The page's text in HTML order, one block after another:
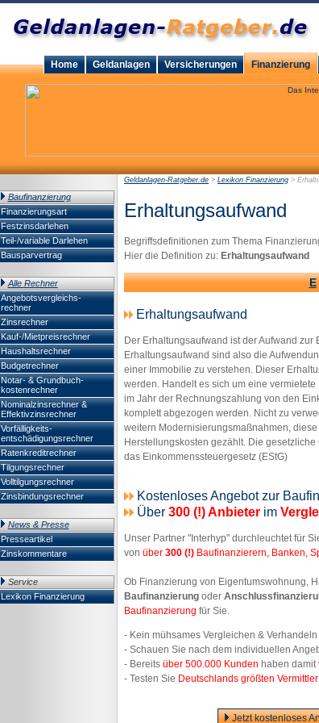
Home Geldanlagen Versicherungen Finanzierung
Baufinanzierung
Finanzierungsart
Festzinsdarlehen
Teil-/variable Darlehen
Bausparvertrag
Alle Rechner
Angebotsvergleichs-
rechner
Zinsrechner
Kauf-/Mietpreisrechner
Haushaltsrechner
Budgetrechner
Notar- & Grundbuch-
kostenrechner
Nominalzinsrechner &
Effektivzinsrechner
Vorfälligkeits-
entschädigungsrechner
Ratenkreditrechner
Tilgungsrechner
Volltilgungsrechner
Zinsbindungsrechner
News & Presse
Presseartikel
Zinskommentare
Service
Lexikon Finanzierung
Geldanlagen-Ratgeber.de > Lexikon Finanzierung >
Erhaltungsaufwand
Begriffsdefinitionen zum Thema
Hier die Definition zu: Erhaltungsaufwand
E
Erhaltungsaufwand
Der Erhaltungsaufwand ist der Aufwand
Erhaltungsaufwand sind also die
einer Immobilie zu verstehen. Dieser
werden. Handelt es sich um eine
im Jahr der Rechnungszahlung von den
komplett abgezogen werden. Nicht zu
weitern Modernisierungsmaßnahmen,
Herstellungskosten gezählt. Die
das Einkommenssteuergesetz (EStG)
Kostenloses Angebot zur
Über 300 (!) Anbieter im
Unser Partner "Interhyp" durchleuchtet für
von über 300 (!) Baufinanzierern, Banken,
Ob Finanzierung von Eigentumswohnung,
Baufinanzierung oder
Baufinanzierung für Sie.
- Kein mühsames Vergleichen &
- Schauen Sie nach dem individuellen
- Bereits über 500.000 Kunden haben damit
- Testen Sie Deutschlands größten Vermittler
Jetzt kostenloses